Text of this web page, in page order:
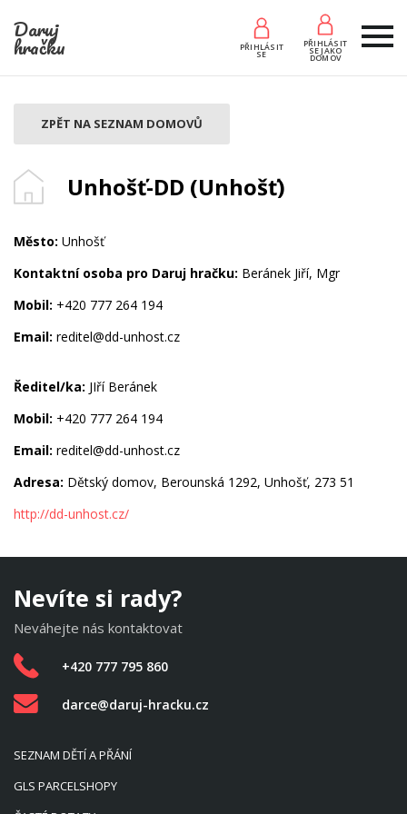
Daruj
hračku PŘIHLÁSIT
SE
PŘIHLÁSIT
SE JAKO
DOMOV
Unhošť-DD (Unhošť)
ZPĚT NA SEZNAM DOMOVŮ
Město: Unhošť
Kontaktní osoba pro Daruj hračku: Beránek Jiří, Mgr
Mobil: +420 777 264 194
Email: reditel@dd-unhost.cz
Ředitel/ka: JIří Beránek
Mobil: +420 777 264 194
Email: reditel@dd-unhost.cz
Adresa: Dětský domov, Berounská 1292, Unhošť, 273 51
http://dd-unhost.cz/
Nevíte si rady?
Neváhejte nás kontaktovat
+420 777 795 860
darce@daruj-hracku.cz
SEZNAM DĚTÍ A PŘÁNÍ
GLS PARCELSHOPY